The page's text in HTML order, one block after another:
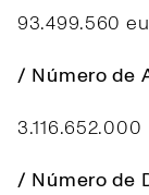
93.499.560
/ Número de
3.116.652.000
/ Número de